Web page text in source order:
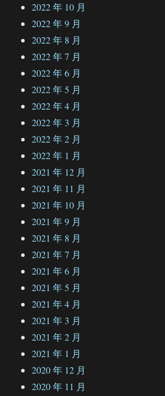
2022 年 10 月
2022 年 9 月
2022 年 8 月
2022 年 7 月
2022 年 6 月
2022 年 5 月
2022 年 4 月
2022 年 3 月
2022 年 2 月
2022 年 1 月
2021 年 12 月
2021 年 11 月
2021 年 10 月
2021 年 9 月
2021 年 8 月
2021 年 7 月
2021 年 6 月
2021 年 5 月
2021 年 4 月
2021 年 3 月
2021 年 2 月
2021 年 1 月
2020 年 12 月
2020 年 11 月